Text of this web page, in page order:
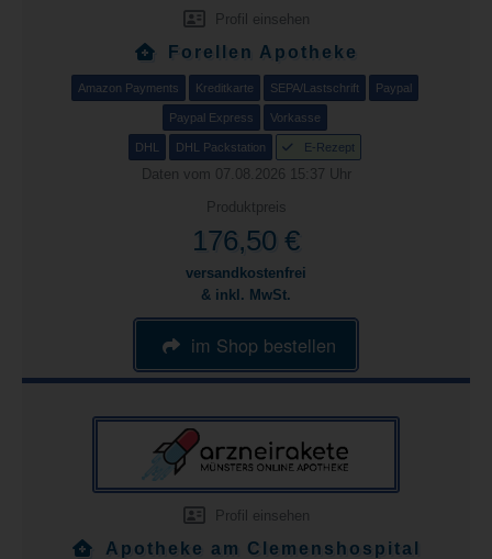
Profil einsehen
Forellen Apotheke
Amazon Payments Kreditkarte SEPA/Lastschrift Paypal
Paypal Express Vorkasse
DHL DHL Packstation E-Rezept
Daten vom 07.08.2026 15:37 Uhr
Produktpreis
176,50 €
versandkostenfrei
& inkl. MwSt.
im Shop bestellen
Profil einsehen
Apotheke am Clemenshospital